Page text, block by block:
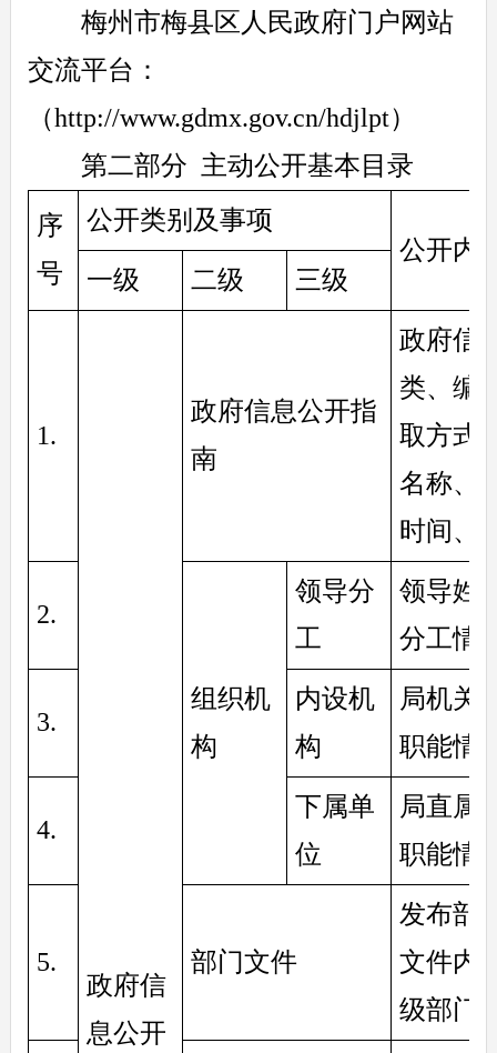
梅州市梅县区人民政府门户网站
交流平台：
（http://www.gdmx.gov.cn/hdjlpt）
第二部分 主动公开基本目录
序
号
公开类别及事项
公开内
一级
二级 三级
1.
政府信
息公开
政府信息公开指
南
政府信
类、编
取方式
名称、
时间、
2.
组织机
构
领导分
工
领导姓
分工情
3.
内设机
构
局机关
职能情
4.
下属单
位
局直属
职能情
5. 部门文件
发布部
文件内
级部门